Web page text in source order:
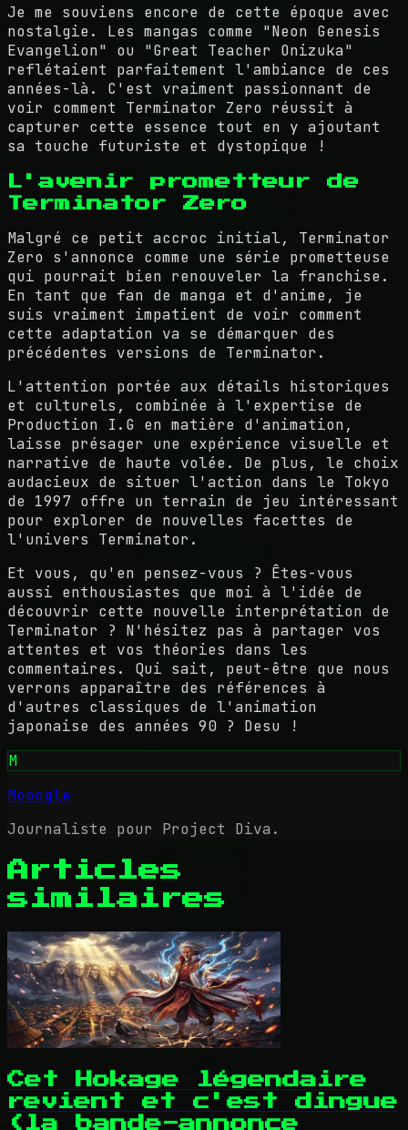
Je me souviens encore de cette époque avec
nostalgie. Les mangas comme "Neon Genesis
Evangelion" ou "Great Teacher Onizuka"
reflétaient parfaitement l'ambiance de ces
années-là. C'est vraiment passionnant de
voir comment Terminator Zero réussit à
capturer cette essence tout en y ajoutant
sa touche futuriste et dystopique !
L'avenir prometteur de
Terminator Zero
Malgré ce petit accroc initial, Terminator
Zero s'annonce comme une série prometteuse
qui pourrait bien renouveler la franchise.
En tant que fan de manga et d'anime, je
suis vraiment impatient de voir comment
cette adaptation va se démarquer des
précédentes versions de Terminator.
L'attention portée aux détails historiques
et culturels, combinée à l'expertise de
Production I.G en matière d'animation,
laisse présager une expérience visuelle et
narrative de haute volée. De plus, le choix
audacieux de situer l'action dans le Tokyo
de 1997 offre un terrain de jeu intéressant
pour explorer de nouvelles facettes de
l'univers Terminator.
Et vous, qu'en pensez-vous ? Êtes-vous
aussi enthousiastes que moi à l'idée de
découvrir cette nouvelle interprétation de
Terminator ? N'hésitez pas à partager vos
attentes et vos théories dans les
commentaires. Qui sait, peut-être que nous
verrons apparaître des références à
d'autres classiques de l'animation
japonaise des années 90 ? Desu !
M
Mooogle
Journaliste pour Project Diva.
Articles
similaires
Cet Hokage légendaire
revient et c'est dingue
(la bande-annonce